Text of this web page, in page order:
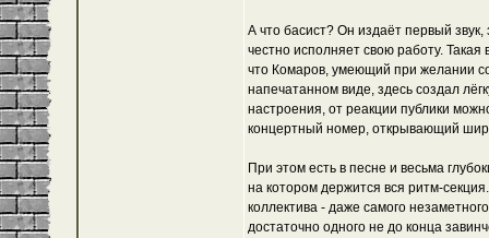
А что басист? Он издаёт первый
честно исполняет свою работу.
что Комаров, умеющий при желании
напечатанном виде, здесь создал
настроения, от реакции публики
концертный номер, открывающий
При этом есть в песне и весьма
на котором держится вся ритм-
коллектива - даже самого
достаточно одного не до конца